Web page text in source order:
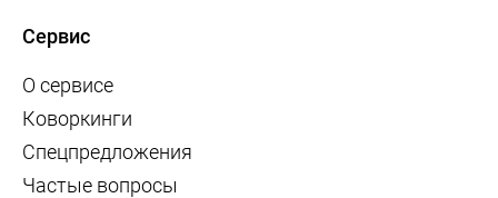
Сервис
О сервисе
Коворкинги
Спецпредложения
Частые вопросы